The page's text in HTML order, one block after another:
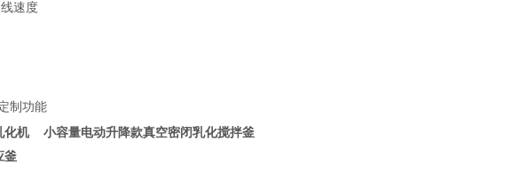
速度
制功能
化机 小容量电动升降款真空密闭乳化搅拌釜
釜